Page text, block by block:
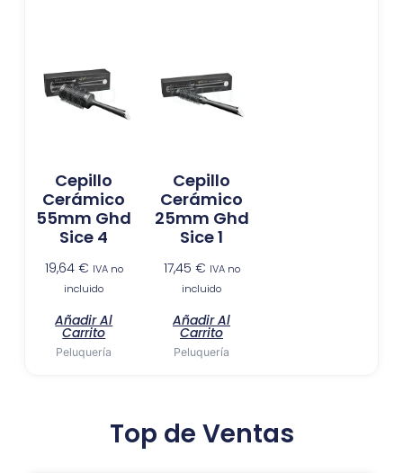
Cepillo
Cerámico
55mm Ghd
Sice 4
19,64 € IVA no
incluido
Añadir Al
Carrito
Peluquería
Cepillo
Cerámico
25mm Ghd
Sice 1
17,45 € IVA no
incluido
Añadir Al
Carrito
Peluquería
Top de Ventas